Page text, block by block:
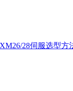
28伺服选型方